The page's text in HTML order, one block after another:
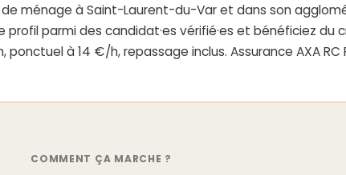
ménage à Saint-Laurent-du-Var et dans son
profil parmi des candidat·es vérifié·es et bénéficiez
ponctuel à 14 €/h, repassage inclus. Assurance AXA
COMMENT ÇA MARCHE ?